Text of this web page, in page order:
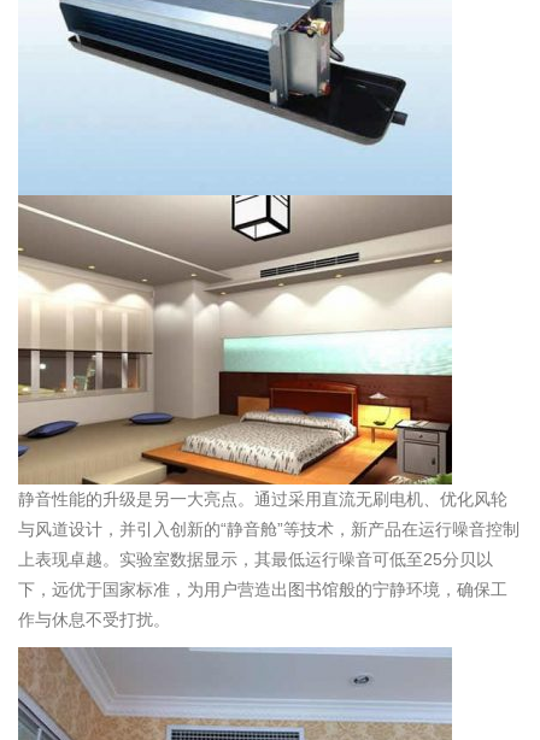
静音性能的升级是另一大亮点。通过采用直流无刷电机、优化风轮
与风道设计，并引入创新的“静音舱”等技术，新产品在运行噪音控制
上表现卓越。实验室数据显示，其最低运行噪音可低至25分贝以
下，远优于国家标准，为用户营造出图书馆般的宁静环境，确保工
作与休息不受打扰。